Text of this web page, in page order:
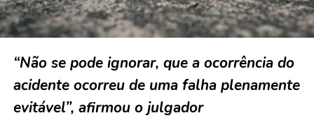
“Não se pode ignorar, que a ocorrência do
acidente ocorreu de uma falha plenamente
evitável”, afirmou o julgador